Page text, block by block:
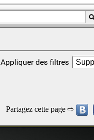
Appliquer des filtres